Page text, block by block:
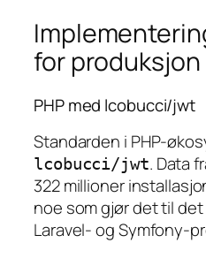
for produksjon
PHP med lcobucci/jwt
Standarden i PHP-
lcobucci/jwt. Data
322 millioner
noe som gjør det til
Laravel- og Symfony-